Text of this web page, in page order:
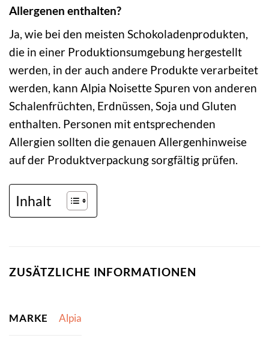
Allergenen enthalten?
Ja, wie bei den meisten Schokoladenprodukten,
die in einer Produktionsumgebung hergestellt
werden, in der auch andere Produkte verarbeitet
werden, kann Alpia Noisette Spuren von anderen
Schalenfrüchten, Erdnüssen, Soja und Gluten
enthalten. Personen mit entsprechenden
Allergien sollten die genauen Allergenhinweise
auf der Produktverpackung sorgfältig prüfen.
Inhalt
ZUSÄTZLICHE INFORMATIONEN
MARKE Alpia